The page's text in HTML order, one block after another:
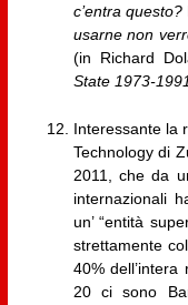
c’entra questo?
usarne non
(in Richard
State 1973-1991
Interessante la
Technology di
2011, che da
internazionali
un’ “entità
strettamente
40%
20 ci sono